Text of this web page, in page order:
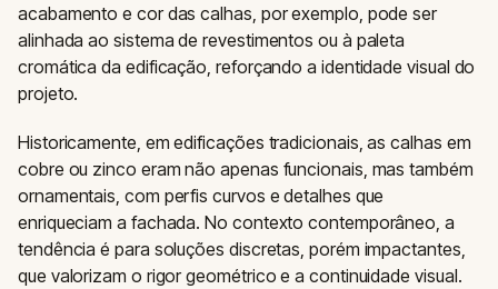
acabamento e cor das calhas, por exemplo, pode ser
alinhada ao sistema de revestimentos ou à paleta
cromática da edificação, reforçando a identidade visual do
projeto.
Historicamente, em edificações tradicionais, as calhas em
cobre ou zinco eram não apenas funcionais, mas também
ornamentais, com perfis curvos e detalhes que
enriqueciam a fachada. No contexto contemporâneo, a
tendência é para soluções discretas, porém impactantes,
que valorizam o rigor geométrico e a continuidade visual.